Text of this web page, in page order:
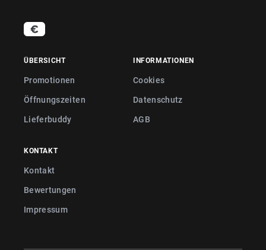
ÜBERSICHT
Promotionen
Öffnungszeiten
Lieferbuddy
INFORMATIONEN
Cookies
Datenschutz
AGB
KONTAKT
Kontakt
Bewertungen
Impressum